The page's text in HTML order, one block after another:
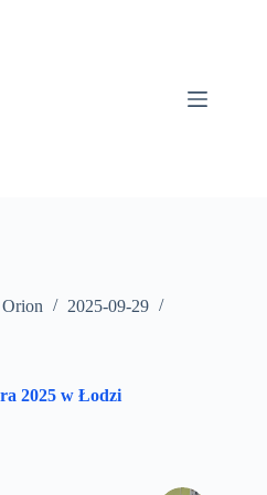
2025-09-29
2025 w Łodzi